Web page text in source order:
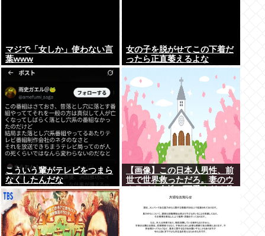
マジで「女しか」使わない言
葉www
女の子を脱がせてこの下着だ
ったら正直萎えるよな
こういう輩がテレビをつまら
なくしたんだな
【画像】この日本人男性、前
世で世界救っただろ。妻のウ